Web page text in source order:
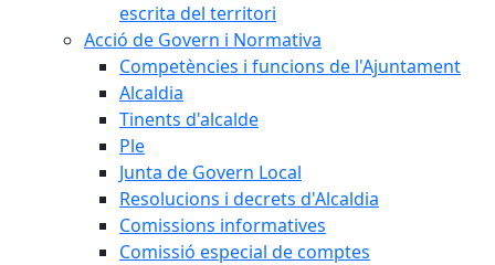
escrita del territori
Acció de Govern i Normativa
Competències i funcions de l'Ajuntament
Alcaldia
Tinents d'alcalde
Ple
Junta de Govern Local
Resolucions i decrets d'Alcaldia
Comissions informatives
Comissió especial de comptes